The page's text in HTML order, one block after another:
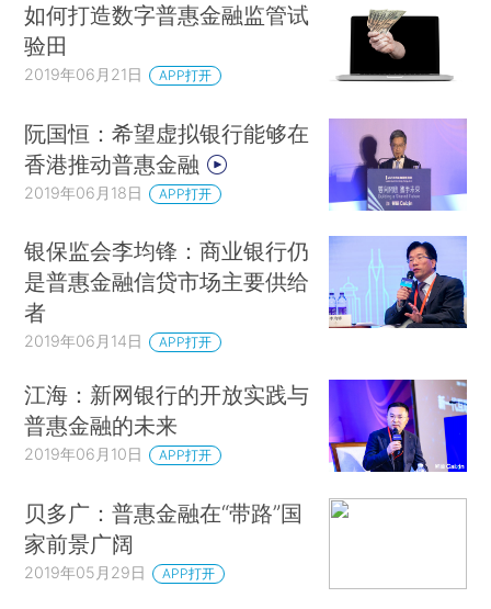
如何打造数字普惠金融监管试
验田
2019年06月21日 APP打开
阮国恒：希望虚拟银行能够在
香港推动普惠金融
2019年06月18日 APP打开
银保监会李均锋：商业银行仍
是普惠金融信贷市场主要供给
者
2019年06月14日 APP打开
江海：新网银行的开放实践与
普惠金融的未来
2019年06月10日 APP打开
贝多广：普惠金融在“带路”国
家前景广阔
2019年05月29日 APP打开